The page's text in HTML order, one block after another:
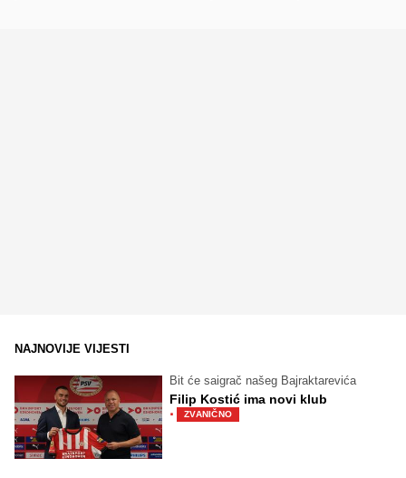
NAJNOVIJE VIJESTI
Bit će saigrač našeg Bajraktarevića
Filip Kostić ima novi klub
· ZVANIČNO